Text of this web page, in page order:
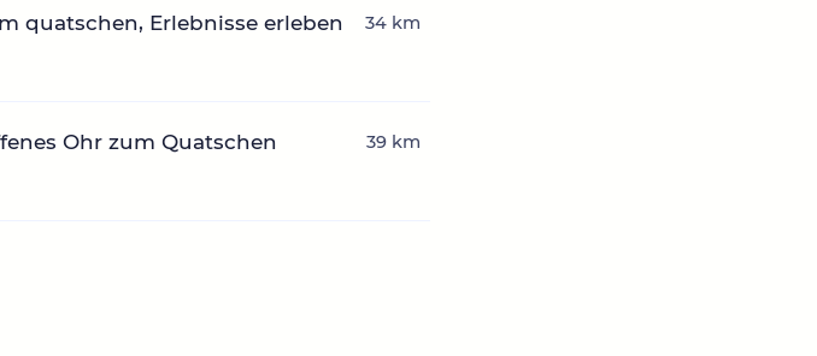
quatschen, Erlebnisse erleben 34 km
Ohr zum Quatschen 39 km